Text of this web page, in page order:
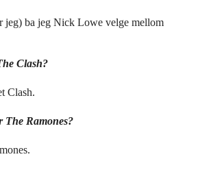
jeg) ba jeg Nick Lowe velge mellom
Clash?
Clash.
The Ramones?